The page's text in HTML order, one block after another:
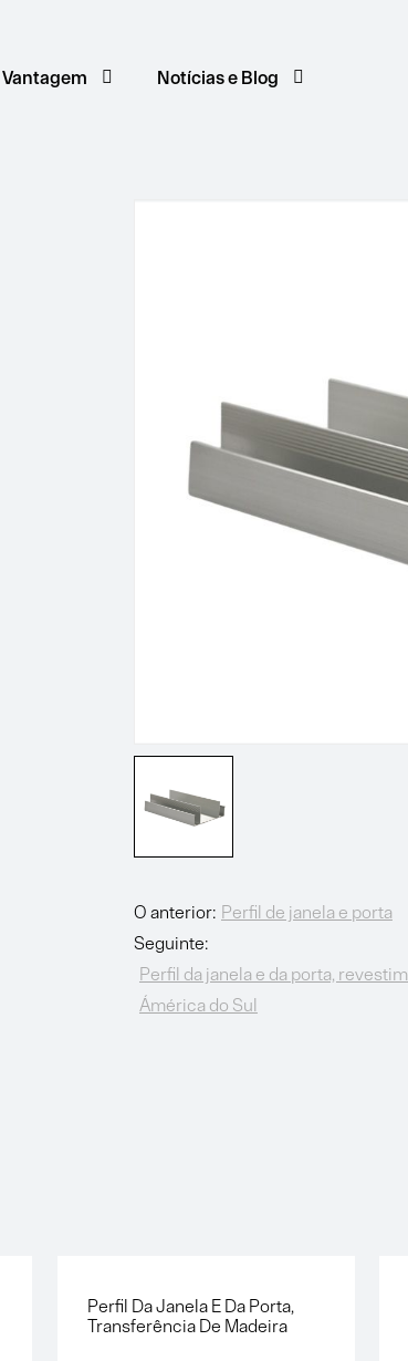
Vantagem Notícias e Blog
O anterior: Perfil de janela e porta
Seguinte:
Perfil da janela e da porta,
Ámérica do Sul
Perfil Da Janela E Da Porta,
Transferência De Madeira